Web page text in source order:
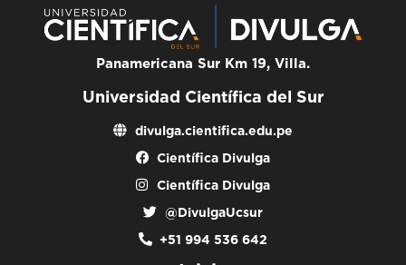
Panamericana Sur Km 19, Villa.
Universidad Científica del Sur
divulga.cientifica.edu.pe
Científica Divulga
Científica Divulga
@DivulgaUcsur
+51 994 536 642